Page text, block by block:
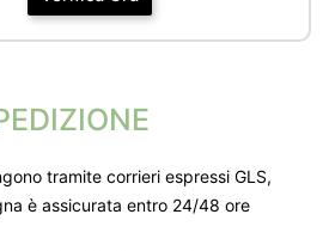
tramite corrieri espressi GLS,
è assicurata entro 24/48 ore